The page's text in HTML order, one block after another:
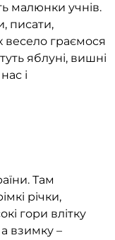
малюнки учнів.
писати,
весело граємося
яблуні, вишні
і
Там
річки,
гори влітку
взимку –